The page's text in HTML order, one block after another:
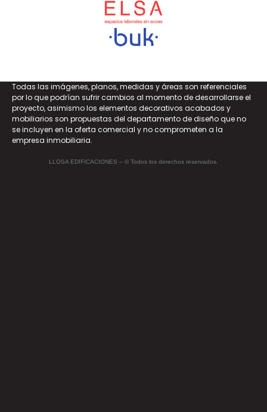
Todas las imágenes, planos, medidas y áreas son referenciales
por lo que podrían sufrir cambios al momento de desarrollarse el
proyecto, asimismo los elementos decorativos acabados y
mobiliarios son propuestas del departamento de diseño que no
se incluyen en la oferta comercial y no comprometen a la
empresa inmobiliaria.
LLOSA EDIFICACIONES – © Todos los derechos reservados.